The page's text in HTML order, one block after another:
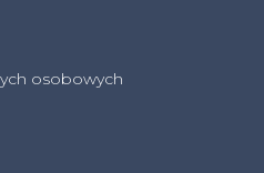
osobowych